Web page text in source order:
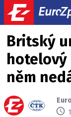
Britský
hotelový
něm